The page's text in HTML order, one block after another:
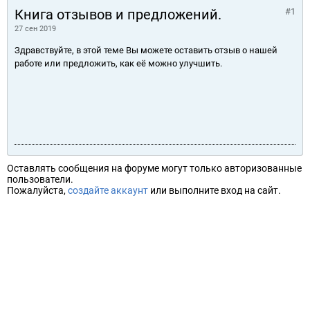
Книга отзывов и предложений.
27 сен 2019
#1
Здравствуйте, в этой теме Вы можете оставить отзыв о нашей
работе или предложить, как её можно улучшить.
Оставлять сообщения на форуме могут только авторизованные
пользователи.
Пожалуйста, создайте аккаунт или выполните вход на сайт.